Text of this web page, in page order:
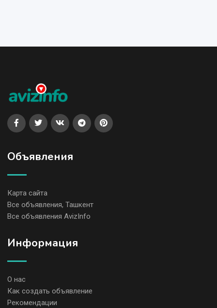
Объявления
Карта сайта
Все объявления, Ташкент
Все объявления AvizInfo
Информация
О нас
Как создать объявление
Рекомендации